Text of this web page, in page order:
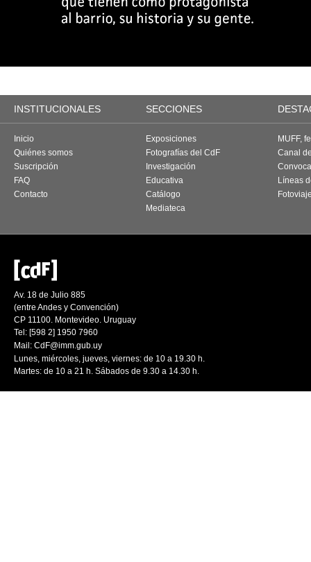
INSTITUCIONALES SECCIONES
Inicio
Quiénes somos
Suscripción
FAQ
Contacto
Exposiciones
Fotografías del CdF
Investigación
Educativa
Catálogo
Mediateca
MUFF,
Canal
Líneas
Av. 18 de Julio 885
(entre Andes y Convención)
CP 11100. Montevideo. Uruguay
Tel: [598 2] 1950 7960
Mail: CdF@imm.gub.uy
Lunes, miércoles, jueves, viernes: de 10 a 19.30 h.
Martes: de 10 a 21 h. Sábados de 9.30 a 14.30 h.